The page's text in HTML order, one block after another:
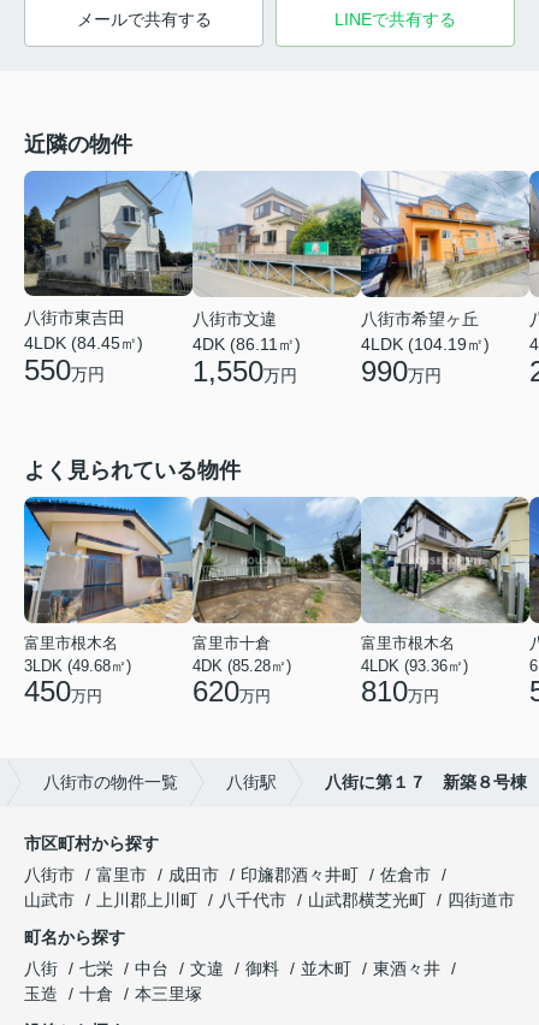
メールで共有する LINEで共有する
近隣の物件
八街市東吉田
4LDK (84.45㎡)
550万円
八街市文違
4DK (86.11㎡)
1,550万円
八街市希望ヶ丘
4LDK (104.19㎡)
990万円
よく見られている物件
富里市根木名
3LDK (49.68㎡)
450万円
富里市十倉
4DK (85.28㎡)
620万円
富里市根木名
4LDK (93.36㎡)
810万円
八街市の物件一覧 八街駅 八街に第１７ 新築８号棟
市区町村から探す
八街市
富里市 成田市 印旛郡酒々井町
佐倉市
山武市
上川郡上川町 八千代市 山武郡横芝光町
四街道市
町名から探す
八街
七栄 中台 文違 御料 並木町
東酒々井
玉造
十倉
本三里塚